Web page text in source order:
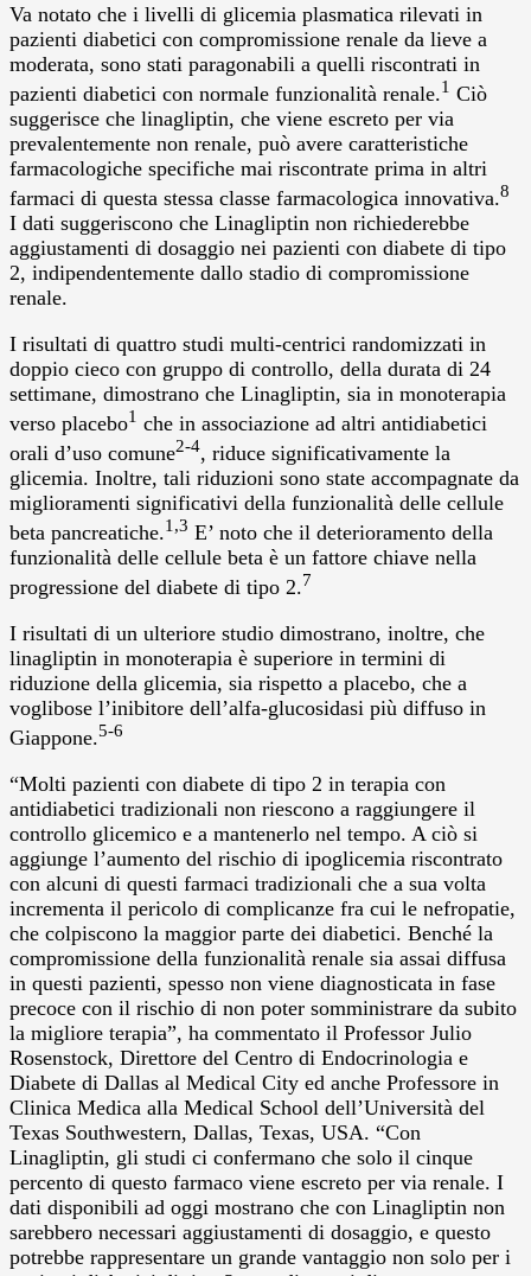
Va notato che i livelli di glicemia plasmatica rilevati in
pazienti diabetici con compromissione renale da lieve a
moderata, sono stati paragonabili a quelli riscontrati in
pazienti diabetici con normale funzionalità renale.1 Ciò
suggerisce che linagliptin, che viene escreto per via
prevalentemente non renale, può avere caratteristiche
farmacologiche specifiche mai riscontrate prima in altri
farmaci di questa stessa classe farmacologica innovativa.8
I dati suggeriscono che Linagliptin non richiederebbe
aggiustamenti di dosaggio nei pazienti con diabete di tipo
2, indipendentemente dallo stadio di compromissione
renale.
I risultati di quattro studi multi-centrici randomizzati in
doppio cieco con gruppo di controllo, della durata di 24
settimane, dimostrano che Linagliptin, sia in monoterapia
verso placebo1 che in associazione ad altri antidiabetici
orali d’uso comune2-4, riduce significativamente la
glicemia. Inoltre, tali riduzioni sono state accompagnate da
miglioramenti significativi della funzionalità delle cellule
beta pancreatiche.1,3 E’ noto che il deterioramento della
funzionalità delle cellule beta è un fattore chiave nella
progressione del diabete di tipo 2.7
I risultati di un ulteriore studio dimostrano, inoltre, che
linagliptin in monoterapia è superiore in termini di
riduzione della glicemia, sia rispetto a placebo, che a
voglibose l’inibitore dell’alfa-glucosidasi più diffuso in
Giappone.5-6
“Molti pazienti con diabete di tipo 2 in terapia con
antidiabetici tradizionali non riescono a raggiungere il
controllo glicemico e a mantenerlo nel tempo. A ciò si
aggiunge l’aumento del rischio di ipoglicemia riscontrato
con alcuni di questi farmaci tradizionali che a sua volta
incrementa il pericolo di complicanze fra cui le nefropatie,
che colpiscono la maggior parte dei diabetici. Benché la
compromissione della funzionalità renale sia assai diffusa
in questi pazienti, spesso non viene diagnosticata in fase
precoce con il rischio di non poter somministrare da subito
la migliore terapia”, ha commentato il Professor Julio
Rosenstock, Direttore del Centro di Endocrinologia e
Diabete di Dallas al Medical City ed anche Professore in
Clinica Medica alla Medical School dell’Università del
Texas Southwestern, Dallas, Texas, USA. “Con
Linagliptin, gli studi ci confermano che solo il cinque
percento di questo farmaco viene escreto per via renale. I
dati disponibili ad oggi mostrano che con Linagliptin non
sarebbero necessari aggiustamenti di dosaggio, e questo
potrebbe rappresentare un grande vantaggio non solo per i